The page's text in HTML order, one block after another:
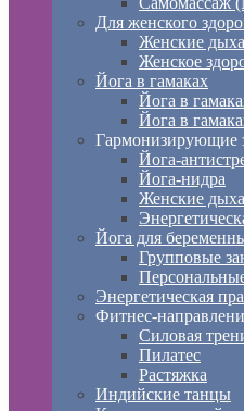
Для женского
Женские
Женское
Йога в гамаках
Йога в
Йога в
Гармонизирующие
Йога-
Йога-нидра
Женские
Йога для
Групповые
Энергетическая
Фитнес-
Силовая
Пилатес
Растяжка
Индийские танцы